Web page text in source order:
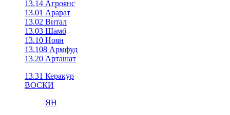
13.14 Агроянс
13.01 Арарат
13.02 Витал
13.03 Шамб
13.10 Ноян
13.108 Армфуд
13.20 Арташат
13.31 Керакур
ВОСКИ
ЯН